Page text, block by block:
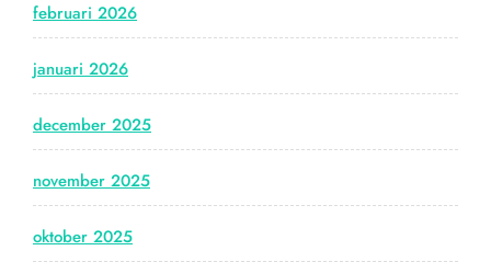
februari 2026
januari 2026
december 2025
november 2025
oktober 2025